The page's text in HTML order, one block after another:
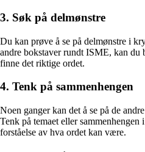
3. Søk på delmønstre
Du kan prøve å se på delmønstre i
andre bokstaver rundt ISME, kan du
finne det riktige ordet.
4. Tenk på sammenhengen
Noen ganger kan det å se på de
Tenk på temaet eller
forståelse av hva ordet kan være.